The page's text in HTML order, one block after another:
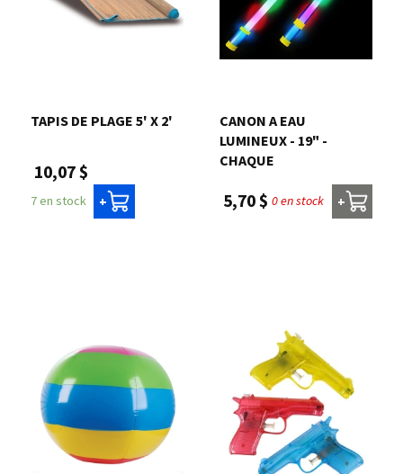
TAPIS DE PLAGE 5' X 2'
10,07 $
7 en stock +
CANON A EAU
LUMINEUX - 19" -
CHAQUE
5,70 $ 0 en stock +